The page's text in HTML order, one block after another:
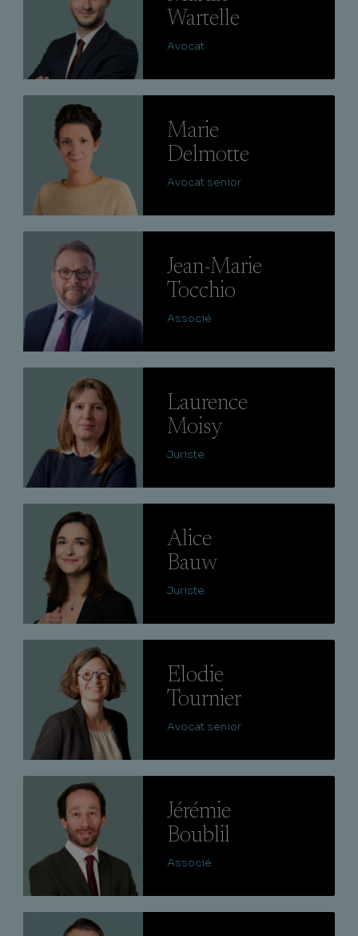
Wartelle
Avocat
Marie
Delmotte
Avocat senior
Jean-Marie
Tocchio
Associé
Laurence
Moisy
Juriste
Alice
Bauw
Juriste
Elodie
Tournier
Avocat senior
Jérémie
Boublil
Associé